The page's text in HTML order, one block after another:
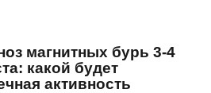
магнитных бурь 3-4
какой будет
активность